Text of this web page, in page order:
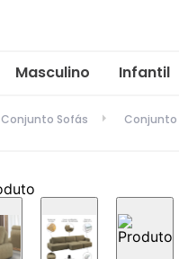
Masculino Infantil
Conjunto Sofás
Conjunto